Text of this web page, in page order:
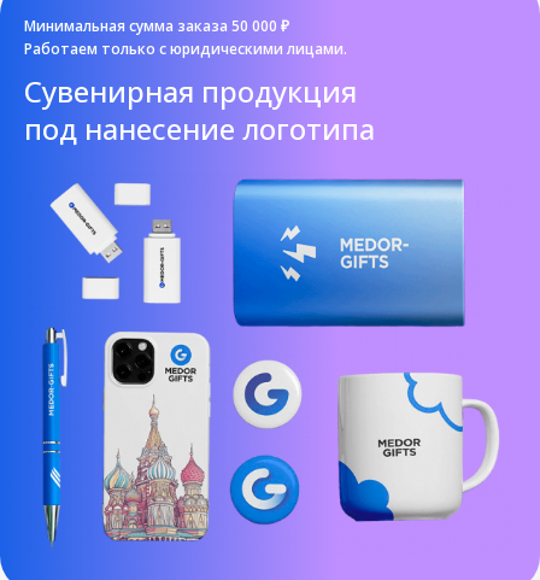
Минимальная сумма заказа 50 000 ₽
Работаем только с юридическими лицами.
Cувенирная продукция
под нанесение логотипа